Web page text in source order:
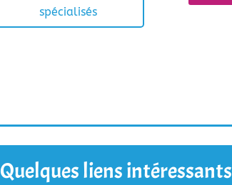
spécialisés
Quelques liens intéressants